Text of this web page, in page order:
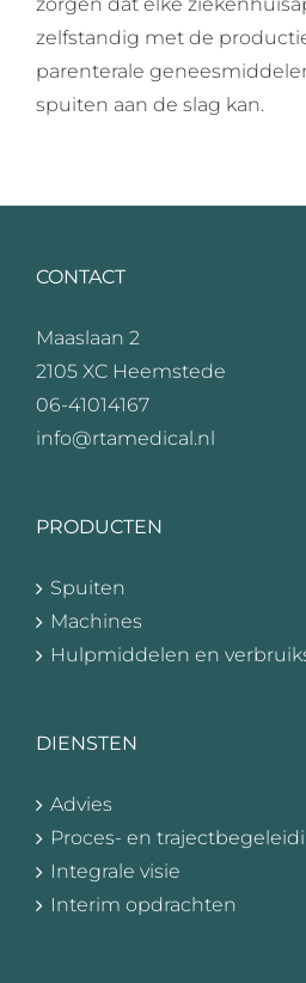
zelfstandig met de
parenterale
spuiten aan de slag kan.
CONTACT
Maaslaan 2
2105 XC Heemstede
06-41014167
info@rtamedical.nl
PRODUCTEN
Spuiten
Machines
Hulpmiddelen en
DIENSTEN
Advies
Proces- en
Integrale visie
Interim opdrachten